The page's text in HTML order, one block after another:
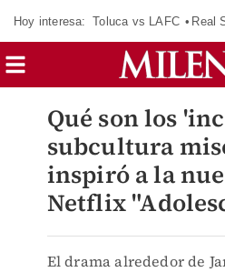
Hoy interesa: Toluca vs LAFC Real
Qué son los
subcultura
inspiró a la
Netflix
El drama alrededor de